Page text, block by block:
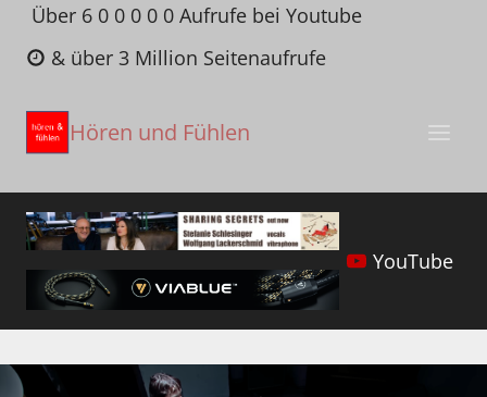
Zum
Inhalt
springen
Über 6 0 0 0 0 0 Aufrufe bei Youtube
& über 3 Million Seitenaufrufe
Hören und Fühlen
YouTube